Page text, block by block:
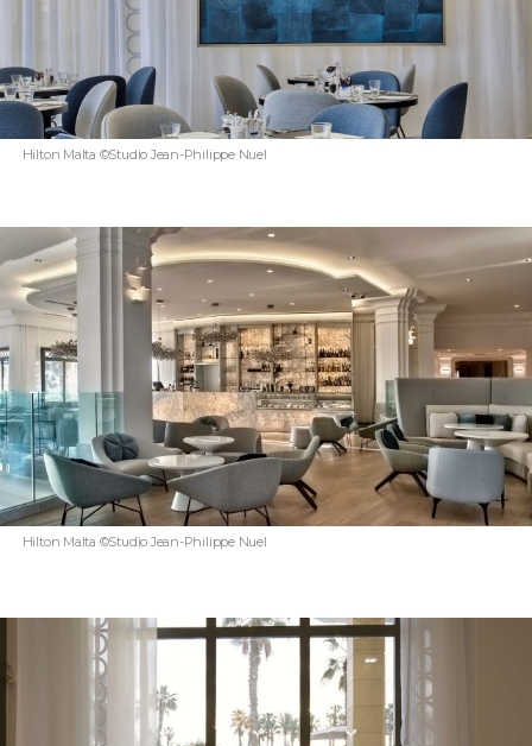
Hilton Malta ©Studio Jean-Philippe Nuel
Hilton Malta ©Studio Jean-Philippe Nuel